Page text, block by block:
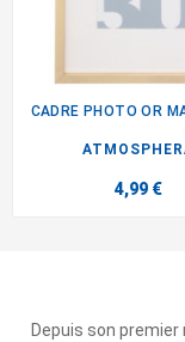
4,99 €
Depuis son